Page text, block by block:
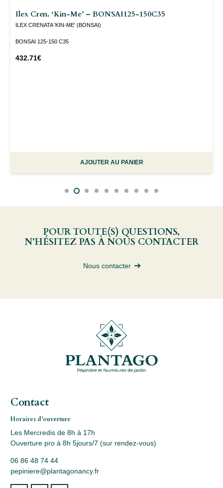
Ilex Cren. ‘Kin-Me’ – BONSAI125-150C35
ILEX CRENATA 'KIN-ME' (BONSAI)
BONSAI 125-150 C35
432.71€
AJOUTER AU PANIER
POUR TOUTE(S) QUESTIONS,
N’HÉSITEZ PAS À NOUS CONTACTER
Nous contacter
Contact
Horaires d’ouverture
Les Mercredis de 8h à 17h
Ouverture pro à 8h 5jours/7 (sur rendez-vous)
06 86 48 74 44
pepiniere@plantagonancy.fr